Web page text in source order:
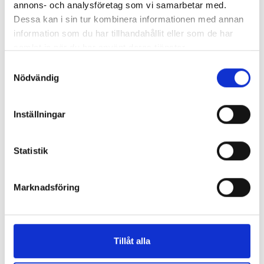
annons- och analysföretag som vi samarbetar med.
Dessa kan i sin tur kombinera informationen med annan
information som du har tillhandahållit eller som de har
Nödvändig
Inställningar
Statistik
Marknadsföring
Tillåt alla
REPORTAGE
”Valåret känns som att sprinta ett
En välfylld telefonbok och foträta skor – två